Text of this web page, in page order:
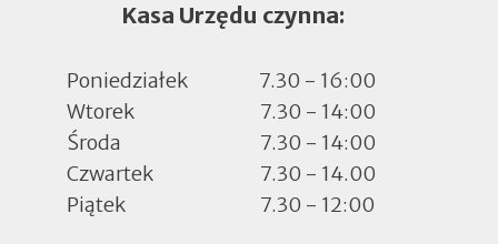
Kasa Urzędu czynna:
Poniedziałek
7.30 - 16:00
Wtorek
7.30 - 14:00
Środa
7.30 - 14:00
Czwartek
7.30 - 14.00
Piątek
7.30 - 12:00